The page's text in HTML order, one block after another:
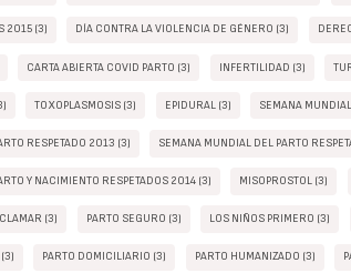
2015 (3) DÍA CONTRA LA VIOLENCIA DE GÉNERO (3)
CARTA ABIERTA COVID PARTO (3) INFERTILIDAD (3)
TOXOPLASMOSIS (3) EPIDURAL (3) SEMANA
RESPETADO 2013 (3) SEMANA MUNDIAL DEL PARTO
Y NACIMIENTO RESPETADOS 2014 (3) MISOPROSTOL (3)
(3) PARTO SEGURO (3) LOS NIÑOS PRIMERO (3)
PARTO DOMICILIARIO (3) PARTO HUMANIZADO (3)